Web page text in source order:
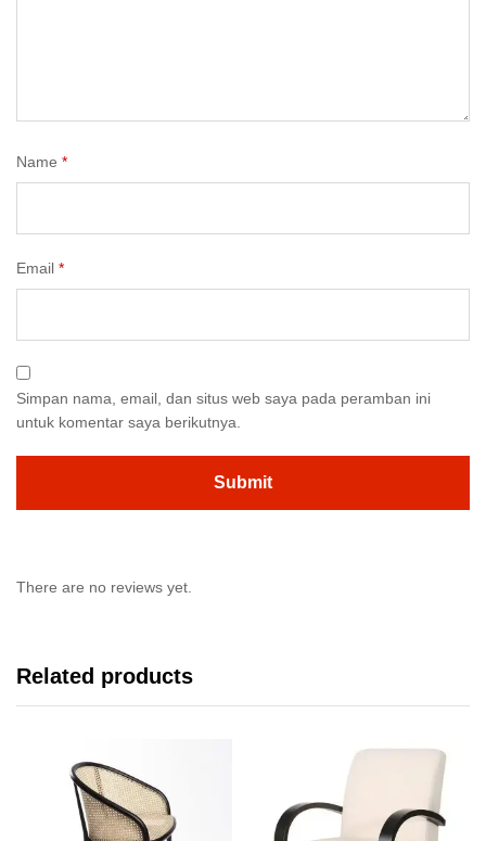
Name *
Email *
Simpan nama, email, dan situs web saya pada peramban ini
untuk komentar saya berikutnya.
There are no reviews yet.
Related products